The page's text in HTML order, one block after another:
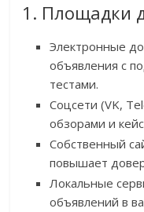
1. Площадки
Электронные
объявления с
тестами.
Соцсети (VK,
обзорами и
Собственный
повышает
Локальные
объявлений в